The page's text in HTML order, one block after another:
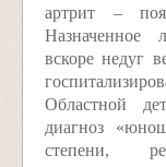
артрит –
Назначенное
вскоре недуг
Областной
диагноз
степени,